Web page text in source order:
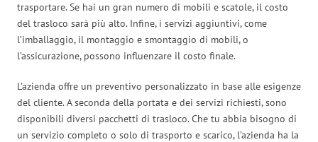
trasportare. Se hai un gran numero di mobili e scatole, il costo
del trasloco sarà più alto. Infine, i servizi aggiuntivi, come
l’imballaggio, il montaggio e smontaggio di mobili, o
l’assicurazione, possono influenzare il costo finale.
L’azienda offre un preventivo personalizzato in base alle esigenze
del cliente. A seconda della portata e dei servizi richiesti, sono
disponibili diversi pacchetti di trasloco. Che tu abbia bisogno di
un servizio completo o solo di trasporto e scarico, l’azienda ha la